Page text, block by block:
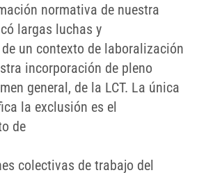
normativa de nuestra
largas luchas y
un contexto de laboralización
incorporación de pleno
general, de la LCT. La única
la exclusión es el
de
colectivas de trabajo del